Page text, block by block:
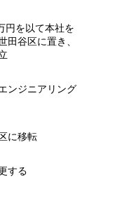
円を以て本社を
田谷区に置き、
ンジニアリング
に移転
する